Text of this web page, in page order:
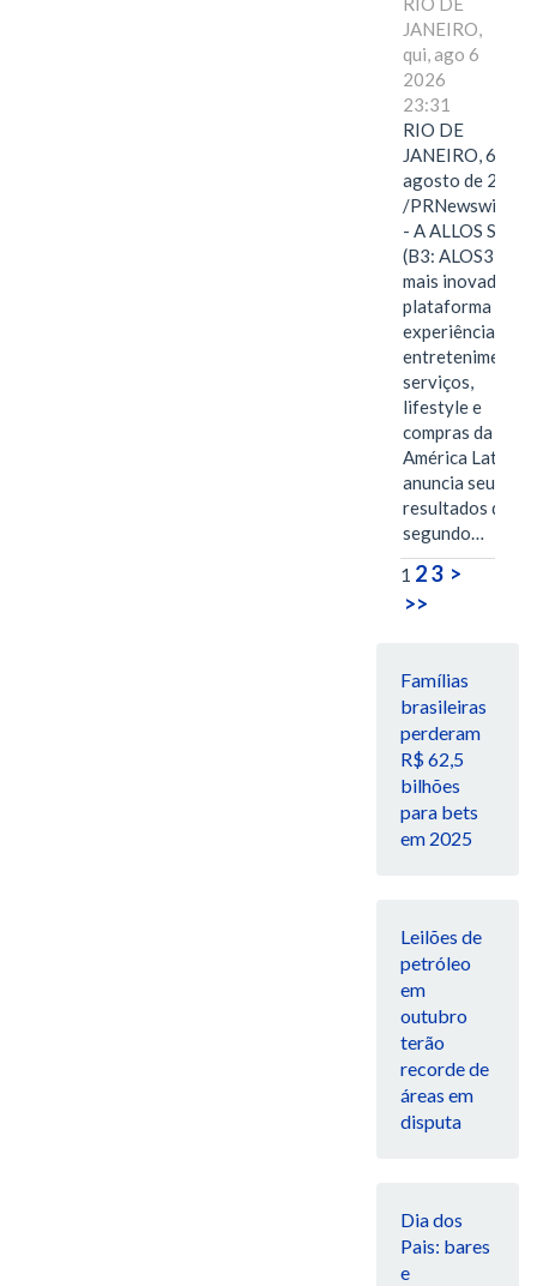
JANEIRO,
qui, ago 6
2026
23:31
RIO DE
JANEIRO, 6 de
agosto de 2026
/PRNewswire/ -
- A ALLOS S.A.
(B3: ALOS3), a
mais inovadora
plataforma de
experiências,
entretenimento,
serviços,
lifestyle e
compras da
América Latina
anuncia seus
resultados do
segundo…
1 23 >
>>
Famílias
brasileiras
perderam
R$ 62,5
bilhões
para bets
em 2025
Leilões de
petróleo
em
outubro
terão
recorde de
áreas em
disputa
Dia dos
Pais: bares
e